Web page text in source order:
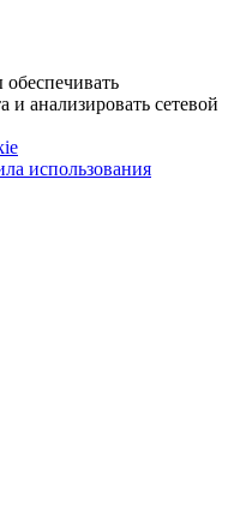
и анализировать сетевой
использования